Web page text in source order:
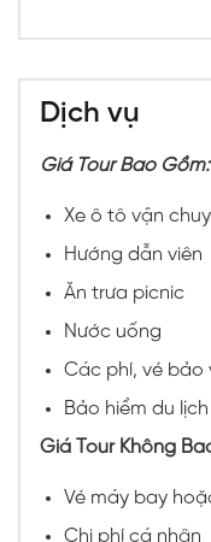
Dịch vụ
Giá Tour Bao Gồm:
Xe ô tô vận
Hướng dẫn viên
Ăn trưa picnic
Nước uống
Các phí, vé bảo
Bảo hiểm du lịch
Giá Tour Không
Vé máy bay
Chi phí cá nhân